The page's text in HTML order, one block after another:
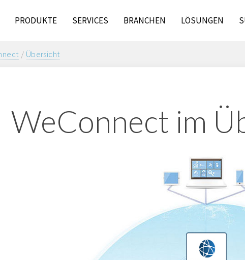
PRODUKTE SERVICES BRANCHEN LÖSUNGEN
/ Übersicht
WeConnect im